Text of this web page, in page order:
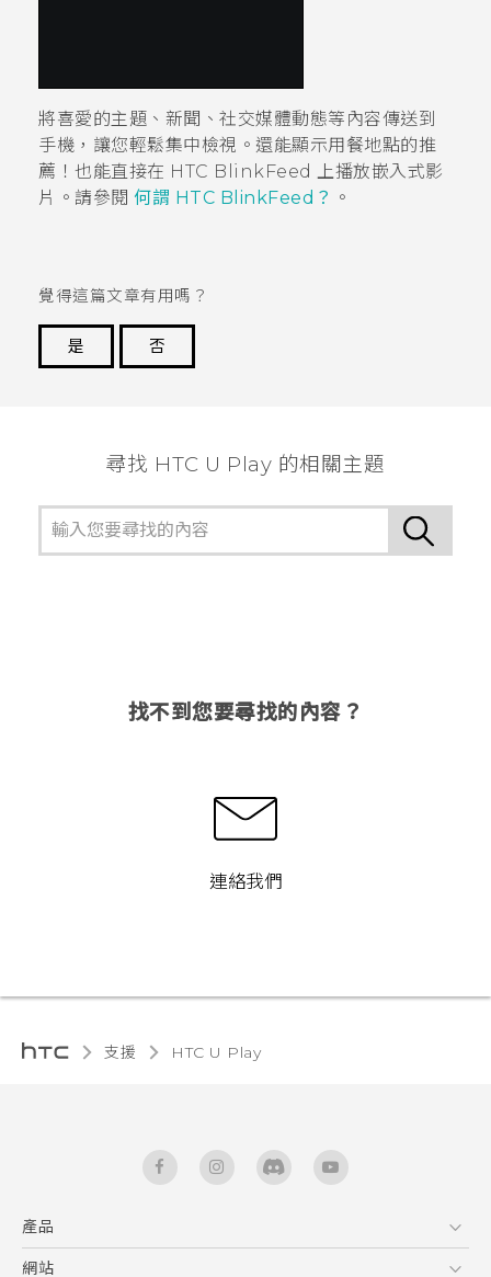
將喜愛的主題、新聞、社交媒體動態等內容傳送到
手機，讓您輕鬆集中檢視。 還能顯示用餐地點的推
薦！ 也能直接在 HTC BlinkFeed
上播放嵌入式影
片。請參閱 何謂 HTC BlinkFeed？ 。
覺得這篇文章有用嗎？
是
否
尋找 HTC U Play 的相關主題
找不到您要尋找的內容？
連絡我們
支援 HTC U Play‎
產品
5G
網站